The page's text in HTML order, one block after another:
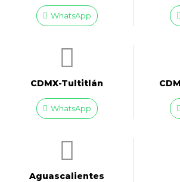
WhatsApp
CDMX-Tultitlán
WhatsApp
Aguascalientes